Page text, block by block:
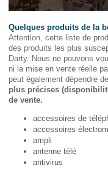
Quelques produits de la
Attention, cette liste de
des produits les plus
Darty. Nous ne pouvons
ni la mise en vente réelle
peut également dépendre
plus précises
de vente.
accessoires de
accessoires
ampli
antenne télé
antivirus